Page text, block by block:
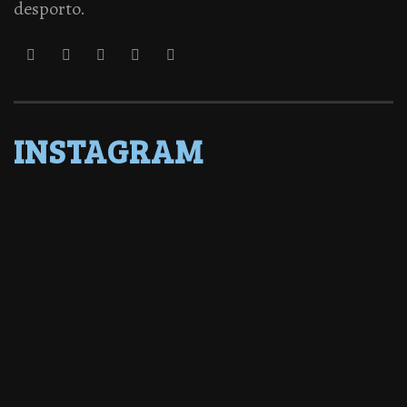
desporto.
INSTAGRAM